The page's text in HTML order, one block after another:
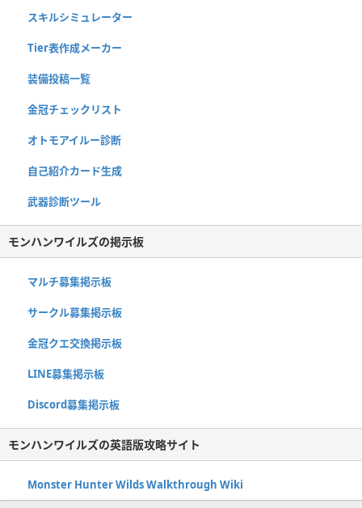
スキルシミュレーター
Tier表作成メーカー
装備投稿一覧
金冠チェックリスト
オトモアイルー診断
自己紹介カード生成
武器診断ツール
モンハンワイルズの掲示板
マルチ募集掲示板
サークル募集掲示板
金冠クエ交換掲示板
LINE募集掲示板
Discord募集掲示板
モンハンワイルズの英語版攻略サイト
Monster Hunter Wilds Walkthrough Wiki